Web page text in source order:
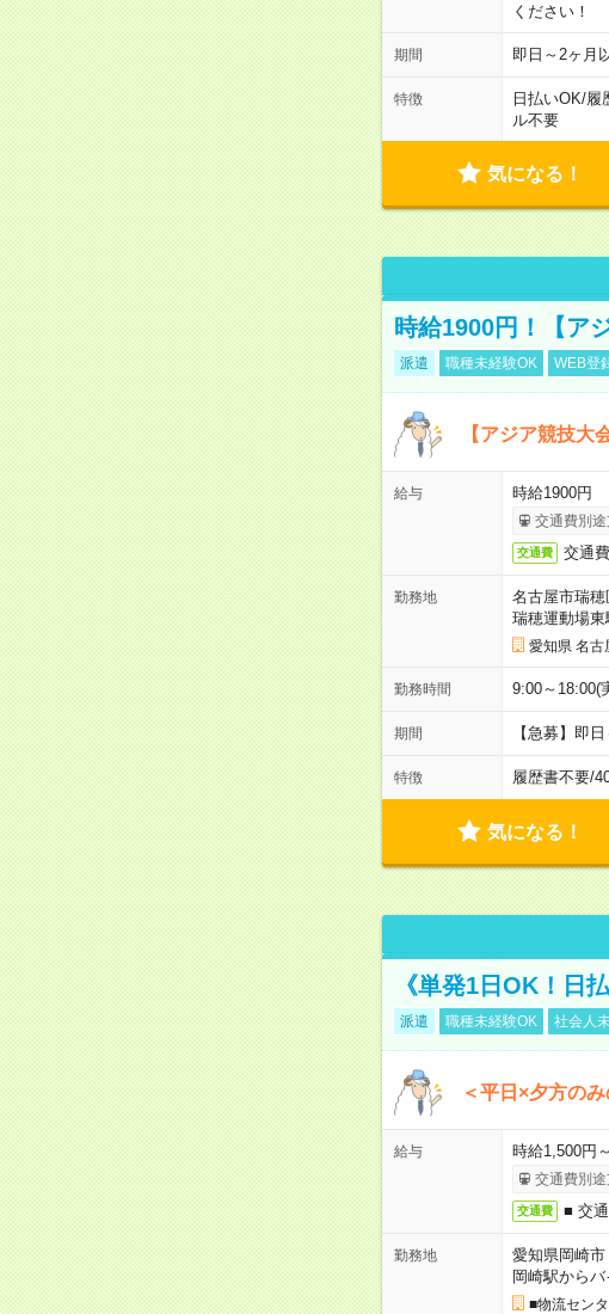
ください！
期間 即日～2ヶ月
特徴 日払いOK/履
ル不要
気になる！
時給1900円！【ア
派遣 職種未経験OK WEB登
【アジア競技大
給与 時給1900円
交通費別途
交通費 交通
勤務地
名古屋市瑞穂
瑞穂運動場
愛知県 名古
勤務時間 9:00～18:00(
期間 【急募】即
特徴 履歴書不要/
気になる！
《単発1日OK！日
派遣 職種未経験OK 社会人
＜平日×夕方の
給与 時給1,500円
交通費別途
交通費 ■ 交
勤務地
愛知県岡崎市
岡崎駅から
■物流セン